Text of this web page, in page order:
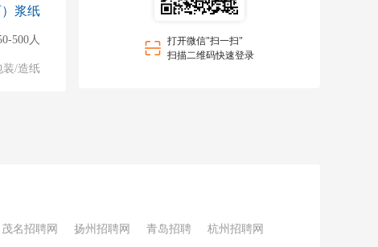
浆纸
500人
装/造纸
打开微信"扫一扫"
扫描二维码快速登录
茂名招聘网 扬州招聘网 青岛招聘 杭州招聘网